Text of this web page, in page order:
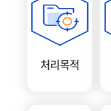
처리목적